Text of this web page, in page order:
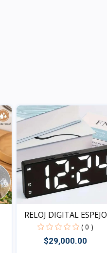
RELOJ DIGITAL ESPEJO
( 0 )
$29,000.00